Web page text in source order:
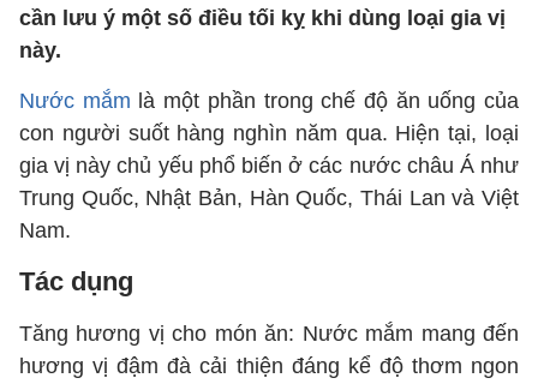
cần lưu ý một số điều tối kỵ khi dùng loại gia vị
này.
Nước mắm là một phần trong chế độ ăn uống của
con người suốt hàng nghìn năm qua. Hiện tại, loại
gia vị này chủ yếu phổ biến ở các nước châu Á như
Trung Quốc, Nhật Bản, Hàn Quốc, Thái Lan và Việt
Nam.
Tác dụng
Tăng hương vị cho món ăn: Nước mắm mang đến
hương vị đậm đà cải thiện đáng kể độ thơm ngon